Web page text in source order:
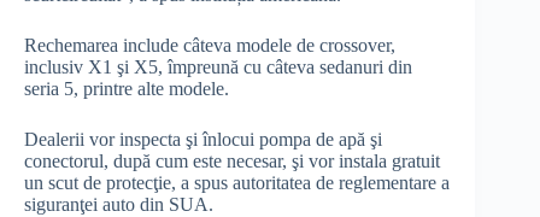
Rechemarea include câteva modele de crossover,
inclusiv X1 şi X5, împreună cu câteva sedanuri din
seria 5, printre alte modele.
Dealerii vor inspecta şi înlocui pompa de apă şi
conectorul, după cum este necesar, şi vor instala gratuit
un scut de protecţie, a spus autoritatea de reglementare a
siguranţei auto din SUA.